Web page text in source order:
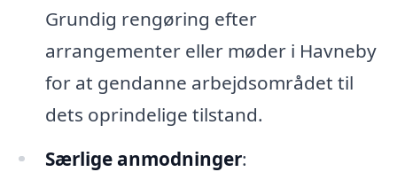
Grundig rengøring efter
arrangementer eller møder i Havneby
for at gendanne arbejdsområdet til
dets oprindelige tilstand.
Særlige anmodninger: